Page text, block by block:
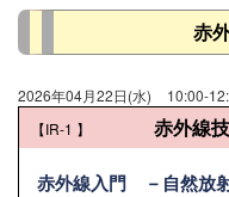
赤
2026年04月22日(水) 10:00-
【IR-1 】 赤外線
赤外線入門 －自然放